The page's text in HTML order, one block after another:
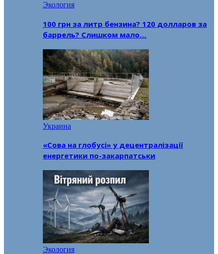
Экология
100 грн за литр бензина? 120 долларов за
баррель? Слишком мало…
Украина
«Сова на глобусі» у децентралізації
енергетики по-закарпатськи
Экология